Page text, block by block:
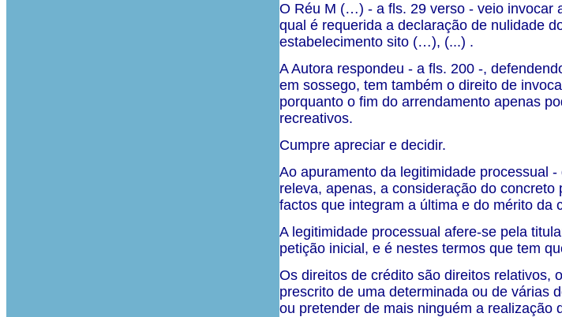
O Réu M (…) - a fls. 29 verso - veio invocar
qual é requerida a declaração de nulidade
estabelecimento sito (…), (...) .
A Autora respondeu - a fls. 200 -,
em sossego, tem também o direito de
porquanto o fim do arrendamento apenas
recreativos.
Cumpre apreciar e decidir.
Ao apuramento da legitimidade processual
releva, apenas, a consideração do
factos que integram a última e do mérito da
A legitimidade processual afere-se pela
petição inicial, e é nestes termos que tem
Os direitos de crédito são direitos relativos,
prescrito de uma determinada ou de várias
ou pretender de mais ninguém a realização